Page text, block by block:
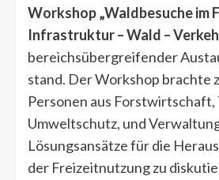
Workshop „Waldbesuche im
Infrastruktur – Wald –
bereichsübergreifender
stand. Der Workshop brachte
Personen aus Forstwirtschaft,
Umweltschutz, und
Lösungsansätze für die
der Freizeitnutzung zu